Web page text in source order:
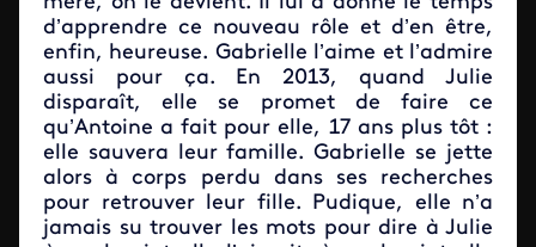
d’apprendre ce nouveau rôle et d’en être,
enfin, heureuse. Gabrielle l’aime et l’admire
aussi pour ça. En 2013, quand Julie
disparaît, elle se promet de faire ce
qu’Antoine a fait pour elle, 17 ans plus tôt :
elle sauvera leur famille. Gabrielle se jette
alors à corps perdu dans ses recherches
pour retrouver leur fille. Pudique, elle n’a
jamais su trouver les mots pour dire à Julie